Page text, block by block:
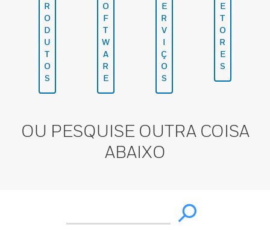
R
O
D
U
T
O
S
O
F
T
W
A
R
E
E
R
V
I
Ç
O
S
E
T
O
R
E
S
OU PESQUISE OUTRA COISA
ABAIXO